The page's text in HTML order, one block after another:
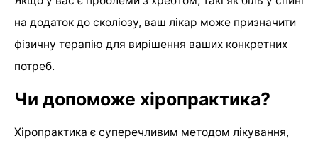
на додаток до сколіозу, ваш лікар може призначити
фізичну терапію для вирішення ваших конкретних
потреб.
Чи допоможе хіропрактика?
Хіропрактика є суперечливим методом лікування,